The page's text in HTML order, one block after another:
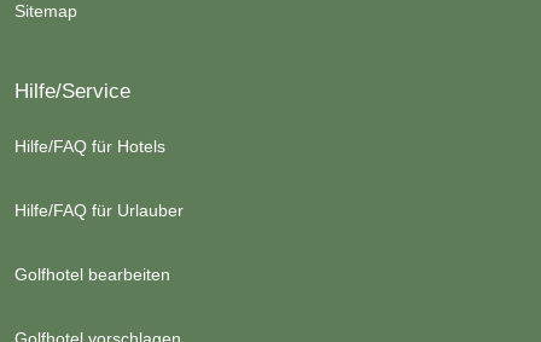
Sitemap
Hilfe/Service
Hilfe/FAQ für Hotels
Hilfe/FAQ für Urlauber
Golfhotel bearbeiten